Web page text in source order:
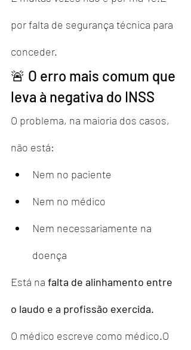
por falta de segurança técnica para
conceder.
🚨 O erro mais comum que
leva à negativa do INSS
O problema, na maioria dos casos,
não está:
Nem no paciente
Nem no médico
Nem necessariamente na
doença
Está na falta de alinhamento entre
o laudo e a profissão exercida.
O médico escreve como médico.O